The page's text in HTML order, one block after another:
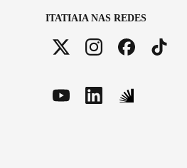
ITATIAIA NAS REDES